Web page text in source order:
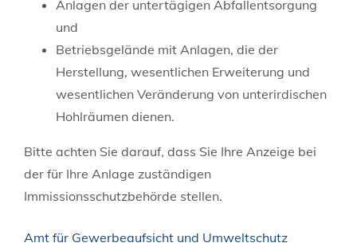
Anlagen der untertägigen Abfallentsorgung
und
Betriebsgelände mit Anlagen, die der
Herstellung, wesentlichen Erweiterung und
wesentlichen Veränderung von unterirdischen
Hohlräumen dienen.
Bitte achten Sie darauf, dass Sie Ihre Anzeige bei
der für Ihre Anlage zuständigen
Immissionsschutzbehörde stellen.
Amt für Gewerbeaufsicht und Umweltschutz